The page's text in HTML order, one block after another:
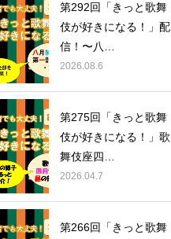
第292回「きっと歌舞
伎が好きになる！」配
信！〜八…
2026.08.6
第275回「きっと歌舞
伎が好きになる！」歌
舞伎座四…
2026.04.7
第266回「きっと歌舞